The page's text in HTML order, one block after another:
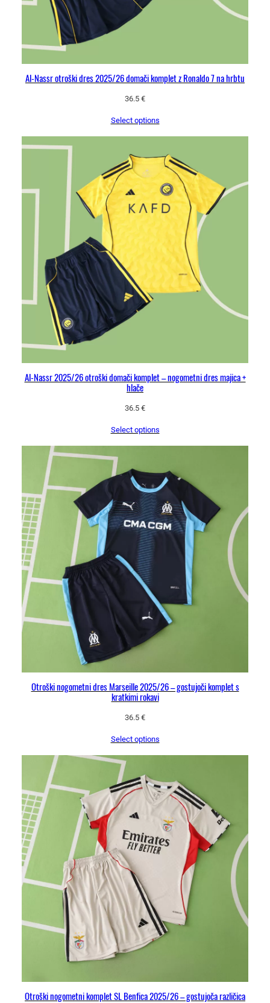
i
n
a
Al-Nassr otroški dres 2025/26 domači komplet z Ronaldo 7 na hrbtu
36.5 €
Select options
Al-Nassr 2025/26 otroški domači komplet – nogometni dres majica +
hlače
36.5 €
Select options
Otroški nogometni dres Marseille 2025/26 – gostujoči komplet s
kratkimi rokavi
36.5 €
Select options
Otroški nogometni komplet SL Benfica 2025/26 – gostujoča različica